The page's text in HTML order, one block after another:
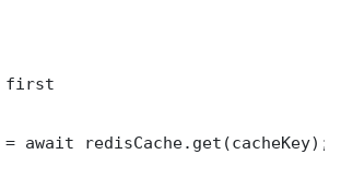
first
await redisCache.get(cacheKey);